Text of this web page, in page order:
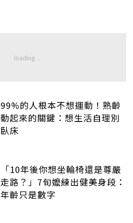
99%的人根本不想運動！熟齡
動起來的關鍵：想生活自理別
臥床
「10年後你想坐輪椅還是尊嚴
走路？」7旬嬤練出健美身段：
年齡只是數字